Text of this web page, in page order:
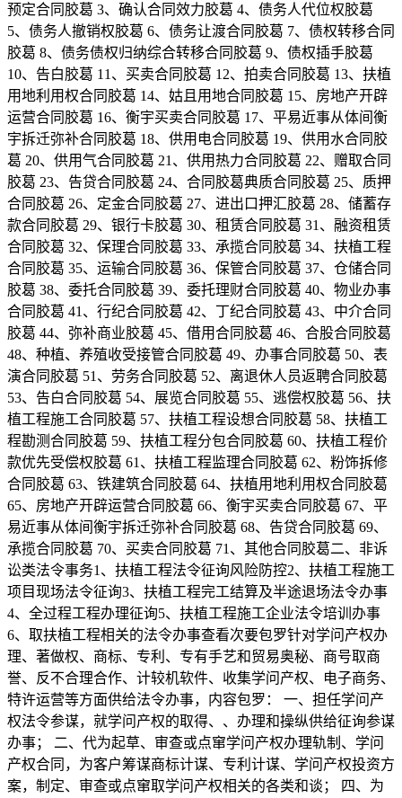
预定合同胶葛 3、确认合同效力胶葛 4、债务人代位权胶葛
5、债务人撤销权胶葛 6、债务让渡合同胶葛 7、债权转移合同
胶葛 8、债务债权归纳综合转移合同胶葛 9、债权插手胶葛
10、告白胶葛 11、买卖合同胶葛 12、拍卖合同胶葛 13、扶植
用地利用权合同胶葛 14、姑且用地合同胶葛 15、房地产开辟
运营合同胶葛 16、衡宇买卖合同胶葛 17、平易近事从体间衡
宇拆迁弥补合同胶葛 18、供用电合同胶葛 19、供用水合同胶
葛 20、供用气合同胶葛 21、供用热力合同胶葛 22、赠取合同
胶葛 23、告贷合同胶葛 24、合同胶葛典质合同胶葛 25、质押
合同胶葛 26、定金合同胶葛 27、进出口押汇胶葛 28、储蓄存
款合同胶葛 29、银行卡胶葛 30、租赁合同胶葛 31、融资租赁
合同胶葛 32、保理合同胶葛 33、承揽合同胶葛 34、扶植工程
合同胶葛 35、运输合同胶葛 36、保管合同胶葛 37、仓储合同
胶葛 38、委托合同胶葛 39、委托理财合同胶葛 40、物业办事
合同胶葛 41、行纪合同胶葛 42、丁纪合同胶葛 43、中介合同
胶葛 44、弥补商业胶葛 45、借用合同胶葛 46、合股合同胶葛
48、种植、养殖收受接管合同胶葛 49、办事合同胶葛 50、表
演合同胶葛 51、劳务合同胶葛 52、离退休人员返聘合同胶葛
53、告白合同胶葛 54、展览合同胶葛 55、逃偿权胶葛 56、扶
植工程施工合同胶葛 57、扶植工程设想合同胶葛 58、扶植工
程勘测合同胶葛 59、扶植工程分包合同胶葛 60、扶植工程价
款优先受偿权胶葛 61、扶植工程监理合同胶葛 62、粉饰拆修
合同胶葛 63、铁建筑合同胶葛 64、扶植用地利用权合同胶葛
65、房地产开辟运营合同胶葛 66、衡宇买卖合同胶葛 67、平
易近事从体间衡宇拆迁弥补合同胶葛 68、告贷合同胶葛 69、
承揽合同胶葛 70、买卖合同胶葛 71、其他合同胶葛二、非诉
讼类法令事务1、扶植工程法令征询风险防控2、扶植工程施工
项目现场法令征询3、扶植工程完工结算及半途退场法令办事
4、全过程工程办理征询5、扶植工程施工企业法令培训办事
6、取扶植工程相关的法令办事查看次要包罗针对学问产权办
理、著做权、商标、专利、专有手艺和贸易奥秘、商号取商
誉、反不合理合作、计较机软件、收集学问产权、电子商务、
特许运营等方面供给法令办事，内容包罗： 一、担任学问产
权法令参谋，就学问产权的取得、、办理和操纵供给征询参谋
办事； 二、代为起草、审查或点窜学问产权办理轨制、学问
产权合同，为客户筹谋商标计谋、专利计谋、学问产权投资方
案，制定、审查或点窜取学问产权相关的各类和谈； 四、为